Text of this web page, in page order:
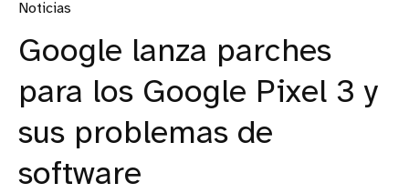
Noticias
Google lanza parches
para los Google Pixel 3 y
sus problemas de
software